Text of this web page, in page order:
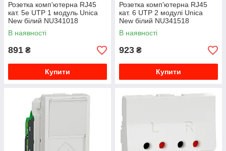
Розетка комп'ютерна RJ45
кат. 5е UTP 1 модуль Unica
New білий NU341018
В наявності
891 ₴
Купити
Розетка комп'ютерна RJ45
кат. 6 UTP 2 модулі Unica
New білий NU341518
В наявності
923 ₴
Купити